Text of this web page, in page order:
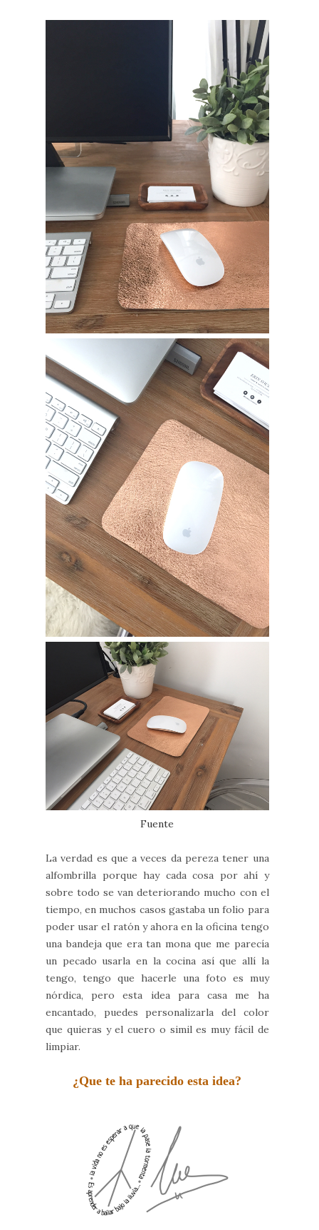
Fuente
La verdad es que a veces da pereza tener una
alfombrilla porque hay cada cosa por ahí y
sobre todo se van deteriorando mucho con el
tiempo, en muchos casos gastaba un folio para
poder usar el ratón y ahora en la oficina tengo
una bandeja que era tan mona que me parecía
un pecado usarla en la cocina así que allí la
tengo, tengo que hacerle una foto es muy
nórdica, pero esta idea para casa me ha
encantado, puedes personalizarla del color
que quieras y el cuero o simil es muy fácil de
limpiar.
¿Que te ha parecido esta idea?